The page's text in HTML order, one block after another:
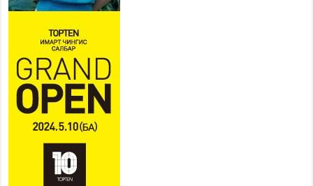
2026 оны 7 сар 21 / 11 цаг 59 минут
Гэр бүлийн хэрэг шүүхэд хянан шийдвэрлэх
тухай хуулиар хүүхдийн дээд ашиг сонирхлыг
нэн тэргүүнд хангахыг баталгаажууллаа
2026 оны 7 сар 21 / 11 цаг 42 минут
Б.Пүрэвдагва: “Туул-1” коллекторыг ашиглалтад
оруулж байж бид гэр хорооллыг барилгажуулна
2026 оны 7 сар 21 / 10 цаг 15 минут
АЖЛЫГ ХҮНД СУРТЛЫГ БУУРУУЛЖ, ИРГЭД,
АЖ АХУЙН НЭГЖИЙН АЧААГ ХЭРХЭН
ХӨНГӨЛСНӨӨР ДҮГНЭНЭ